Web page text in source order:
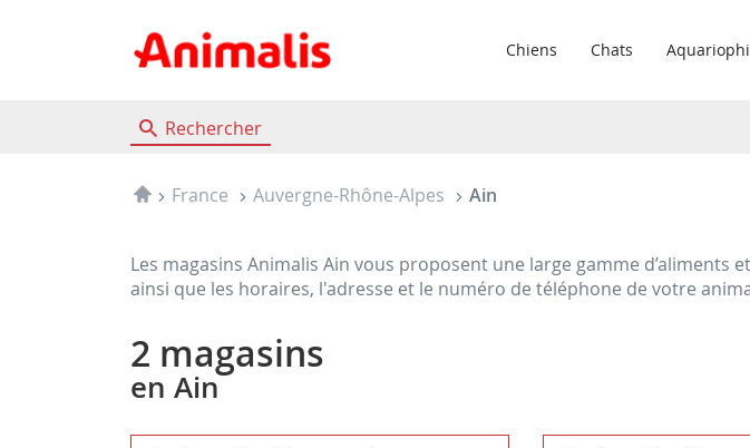
Chiens Chats
Rechercher
AccueilFrance Auvergne-Rhône-Alpes Ain
Les magasins Animalis Ain vous proposent une large gamme d’aliments
ainsi que les horaires, l'adresse et le numéro de téléphone de votre
2 magasins
en Ain